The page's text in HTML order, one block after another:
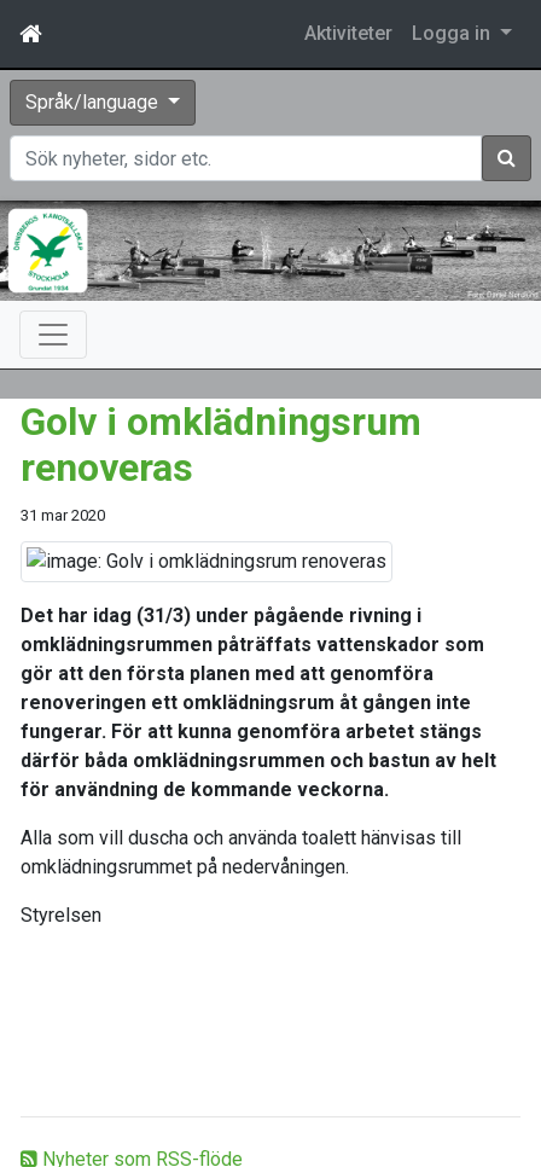
Aktiviteter Logga in
Språk/language
Sök
Nyheter som RSS-flöde
Golv i omklädningsrum
renoveras
31 mar 2020
Det har idag (31/3) under pågående rivning i
omklädningsrummen påträffats vattenskador som
gör att den första planen med att genomföra
renoveringen ett omklädningsrum åt gången inte
fungerar. För att kunna genomföra arbetet stängs
därför båda omklädningsrummen och bastun av helt
för användning de kommande veckorna.
Alla som vill duscha och använda toalett hänvisas till
omklädningsrummet på nedervåningen.
Styrelsen